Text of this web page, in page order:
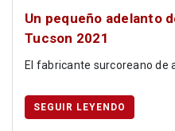
Un pequeño adelanto
Tucson 2021
El fabricante surcoreano de
SEGUIR LEYENDO